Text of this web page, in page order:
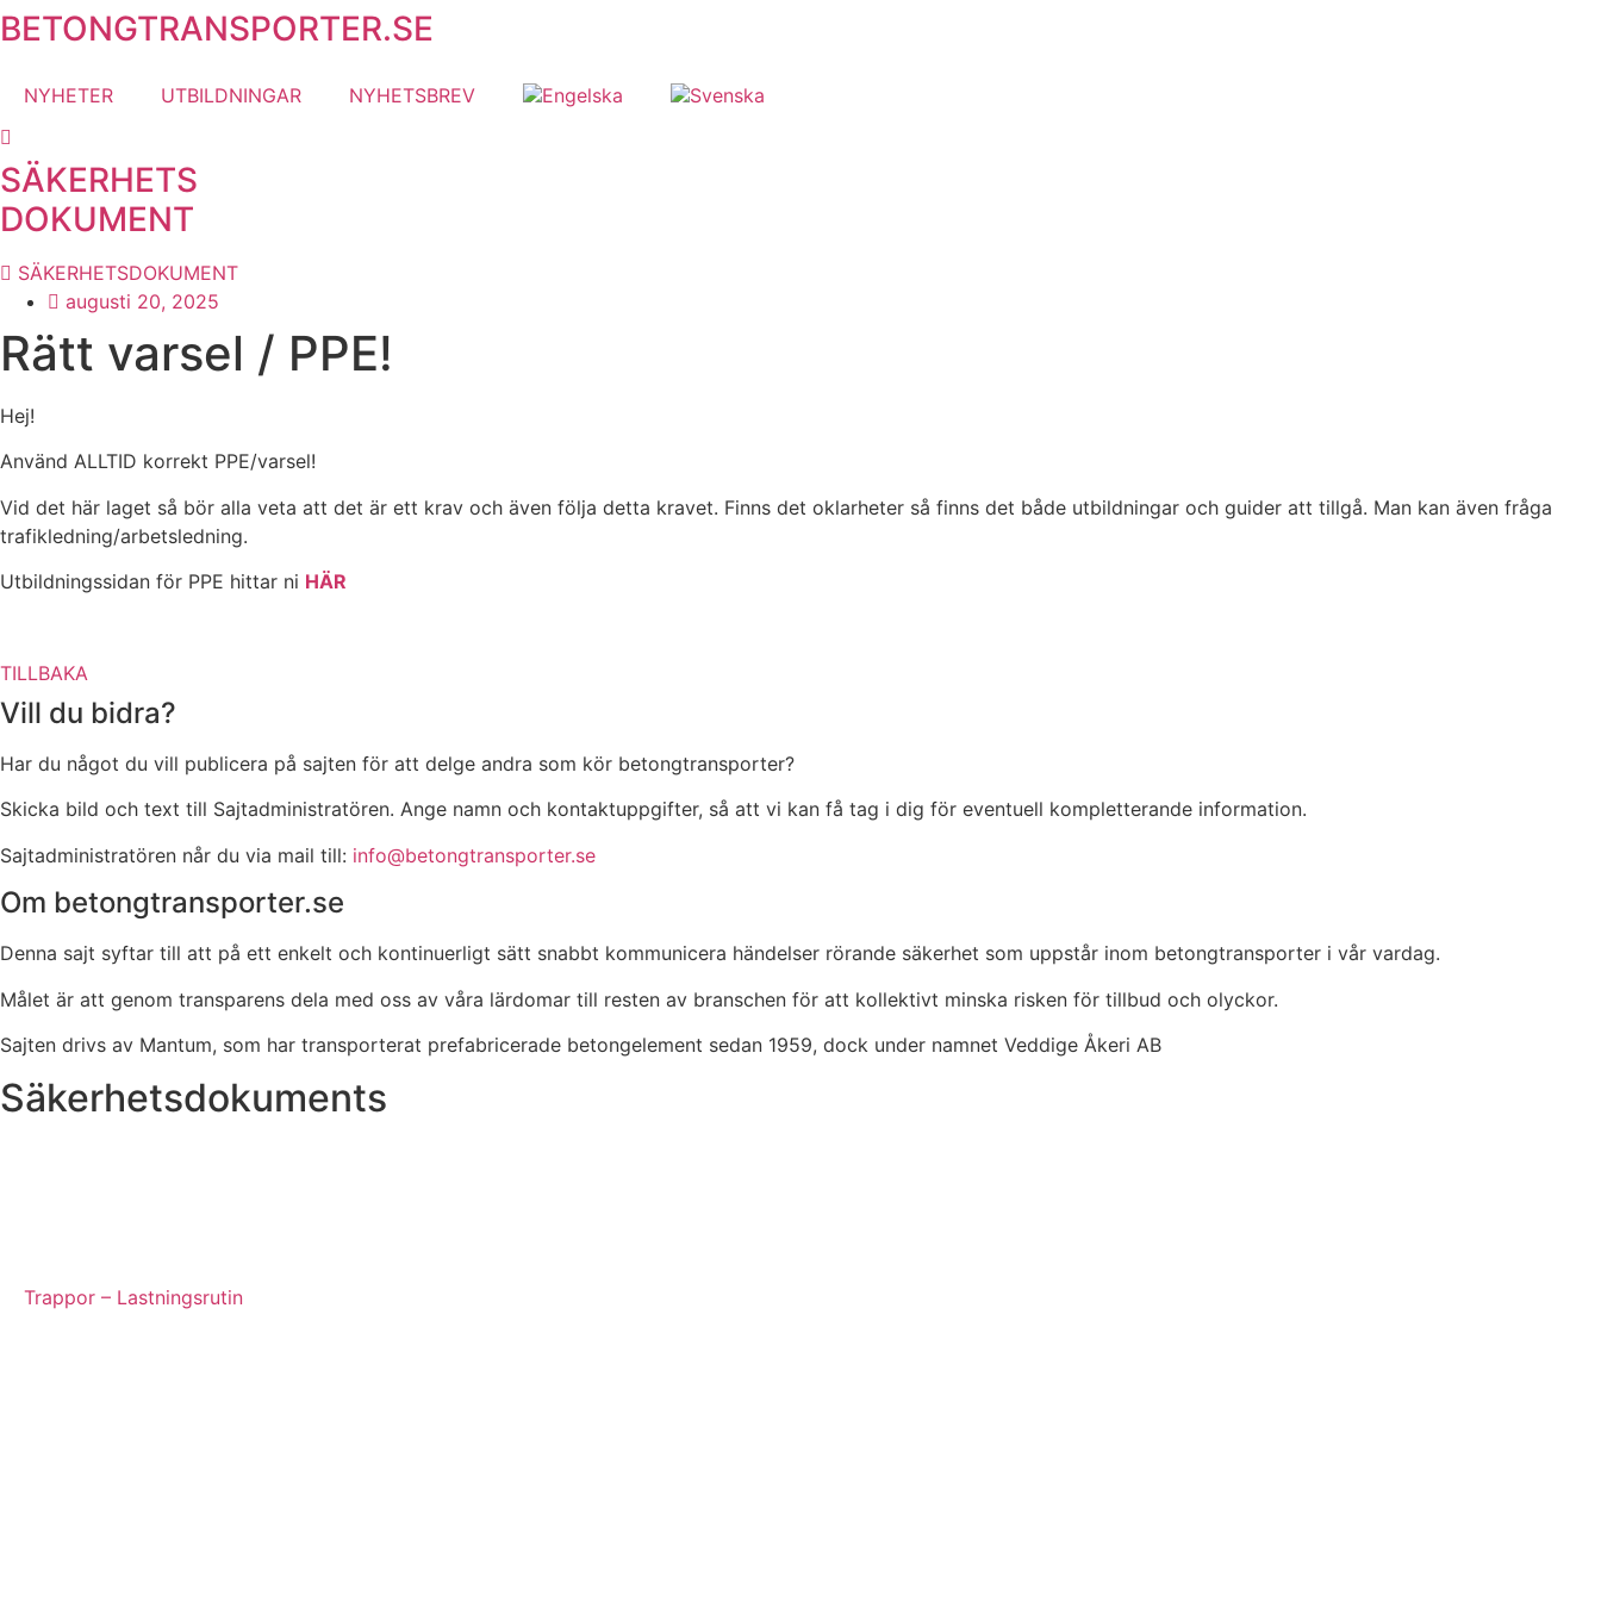
Hoppa
BETONGTRANSPORTER.SE
NYHETER UTBILDNINGAR NYHETSBREV
SÄKERHETS
DOKUMENT
SÄKERHETSDOKUMENT
augusti 20, 2025
Rätt varsel / PPE!
Hej!
Använd ALLTID korrekt PPE/varsel!
Vid det här laget så bör alla veta att det är ett krav och även följa detta kravet. Finns det oklarheter så finns det både utbildningar och guider att tillgå. Man kan även fråga
trafikledning/arbetsledning.
Utbildningssidan för PPE hittar ni HÄR
TILLBAKA
Vill du bidra?
Har du något du vill publicera på sajten för att delge andra som kör betongtransporter?
Skicka bild och text till Sajtadministratören. Ange namn och kontaktuppgifter, så att vi kan få tag i dig för eventuell kompletterande information.
Sajtadministratören når du via mail till: info@betongtransporter.se
Om betongtransporter.se
Denna sajt syftar till att på ett enkelt och kontinuerligt sätt snabbt kommunicera händelser rörande säkerhet som uppstår inom betongtransporter i vår vardag.
Målet är att genom transparens dela med oss av våra lärdomar till resten av branschen för att kollektivt minska risken för tillbud och olyckor.
Sajten drivs av Mantum, som har transporterat prefabricerade betongelement sedan 1959, dock under namnet Veddige Åkeri AB
Säkerhetsdokuments
Trappor – Lastningsrutin